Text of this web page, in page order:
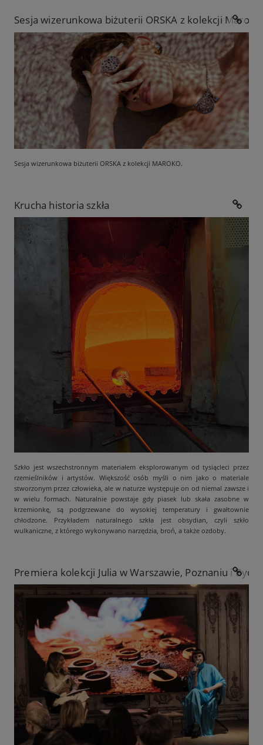
Sesja wizerunkowa biżuterii ORSKA z kolekcji Maroko
Sesja wizerunkowa biżuterii ORSKA z kolekcji MAROKO.
Krucha historia szkła
Szkło jest wszechstronnym materiałem eksplorowanym od tysiącleci przez
rzemieślników i artystów. Większość osób myśli o nim jako o materiale
stworzonym przez człowieka, ale w naturze występuje on od niemal zawsze i
w wielu formach. Naturalnie powstaje gdy piasek lub skała zasobne w
krzemionkę, są podgrzewane do wysokiej temperatury i gwałtownie
chłodzone. Przykładem naturalnego szkła jest obsydian, czyli szkło
wulkaniczne, z którego wykonywano narzędzia, broń, a także ozdoby.
Premiera kolekcji Julia w Warszawie, Poznaniu i